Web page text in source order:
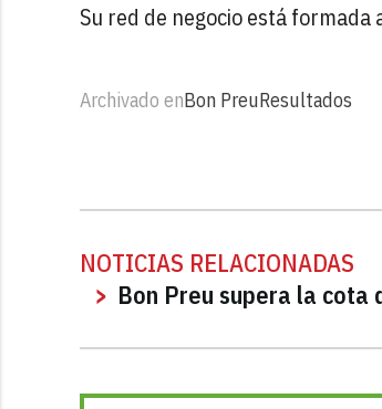
Su red de negocio está
Archivado enBon PreuResultados
NOTICIAS RELACIONADAS
Bon Preu supera la cota